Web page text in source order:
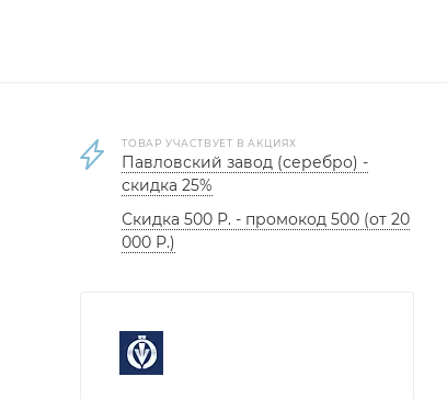
ТОВАР УЧАСТВУЕТ В АКЦИЯХ
Павловский завод (серебро) -
скидка 25%
Скидка 500 Р. - промокод 500 (от 20
000 Р.)